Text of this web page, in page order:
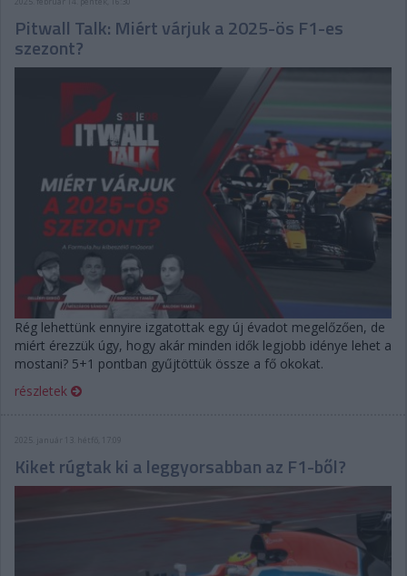
Pitwall Talk: Miért várjuk a 2025-ös F1-es
szezont?
Rég lehettünk ennyire izgatottak egy új évadot megelőzően, de
miért érezzük úgy, hogy akár minden idők legjobb idénye lehet a
mostani? 5+1 pontban gyűjtöttük össze a fő okokat.
részletek
2025. január 13. hétfő, 17:09
Kiket rúgtak ki a leggyorsabban az F1-ből?